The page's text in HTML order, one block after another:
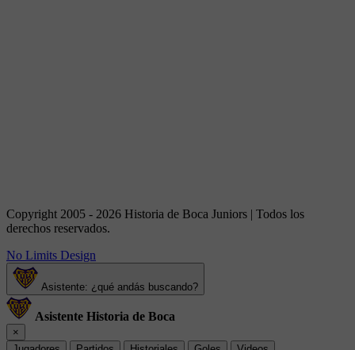
Copyright 2005 - 2026 Historia de Boca Juniors | Todos los
derechos reservados.
No Limits Design
Asistente: ¿qué andás buscando?
Asistente Historia de Boca
×